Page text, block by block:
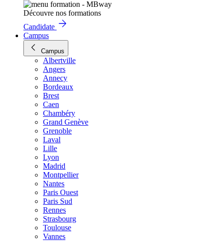
Découvre nos formations
Candidate
Campus
Campus
Albertville
Angers
Annecy
Bordeaux
Brest
Caen
Chambéry
Grand Genève
Grenoble
Laval
Lille
Lyon
Madrid
Montpellier
Nantes
Paris Ouest
Paris Sud
Rennes
Strasbourg
Toulouse
Vannes